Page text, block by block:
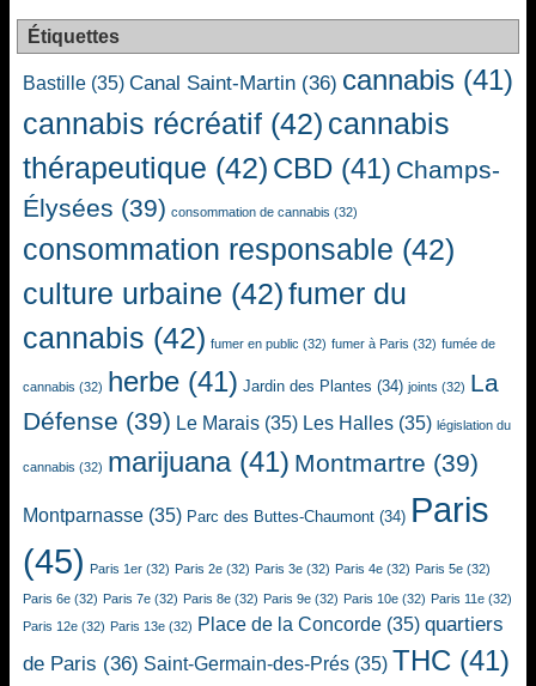
Étiquettes
Bastille (35) Canal Saint-Martin (36) cannabis (41)
cannabis récréatif (42) cannabis
thérapeutique (42) CBD (41) Champs-
Élysées (39) consommation de cannabis (32)
consommation responsable (42)
culture urbaine (42)fumer du
cannabis (42) fumer en public (32) fumer à Paris (32) fumée de
cannabis (32) herbe (41) Jardin des Plantes (34) joints (32) La
Défense (39) Le Marais (35) Les Halles (35) législation du
cannabis (32) marijuana(41) Montmartre (39)
Montparnasse (35) Parc des Buttes-Chaumont (34) Paris
(45) Paris 1er (32) Paris 2e (32) Paris 3e (32) Paris 4e (32) Paris 5e (32)
Paris 6e (32) Paris 7e (32) Paris 8e (32) Paris 9e (32) Paris 10e (32) Paris 11e (32)
Paris 12e (32) Paris 13e (32) Place de la Concorde (35) quartiers
de Paris (36) Saint-Germain-des-Prés (35) THC (41)